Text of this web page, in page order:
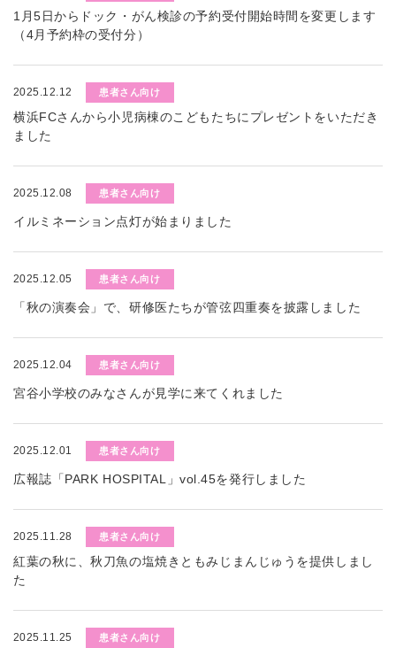
1月5日からドック・がん検診の予約受付開始時間を変更します
（4月予約枠の受付分）
2025.12.12 患者さん向け
横浜FCさんから小児病棟のこどもたちにプレゼントをいただき
ました
2025.12.08 患者さん向け
イルミネーション点灯が始まりました
2025.12.05 患者さん向け
「秋の演奏会」で、研修医たちが管弦四重奏を披露しました
2025.12.04 患者さん向け
宮谷小学校のみなさんが見学に来てくれました
2025.12.01 患者さん向け
広報誌「PARK HOSPITAL」vol.45を発行しました
2025.11.28 患者さん向け
紅葉の秋に、秋刀魚の塩焼きともみじまんじゅうを提供しまし
た
2025.11.25 患者さん向け